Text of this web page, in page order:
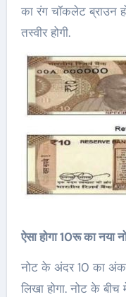
का रंग चॉकलेट ब्राउन
तस्वीर होगी.
ऐसा होगा 10रू का नया
नोट के अंदर 10 का अंक
लिखा होगा. नोट के बीच